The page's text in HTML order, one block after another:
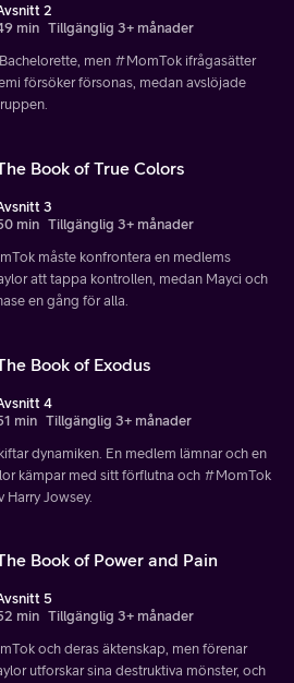
2
min Tillgänglig 3+ månader
men #MomTok ifrågasätter
försöker försonas, medan avslöjade
Book of True Colors
3
min Tillgänglig 3+ månader
måste konfrontera en medlems
att tappa kontrollen, medan Mayci och
en gång för alla.
Book of Exodus
4
min Tillgänglig 3+ månader
dynamiken. En medlem lämnar och en
kämpar med sitt förflutna och #MomTok
Harry Jowsey.
Book of Power and Pain
5
min Tillgänglig 3+ månader
och deras äktenskap, men förenar
utforskar sina destruktiva mönster, och